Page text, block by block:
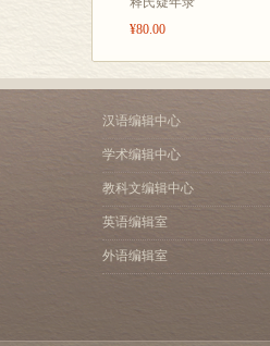
¥80.00
汉语编辑中心
学术编辑中心
教科文编辑中心
英语编辑室
外语编辑室